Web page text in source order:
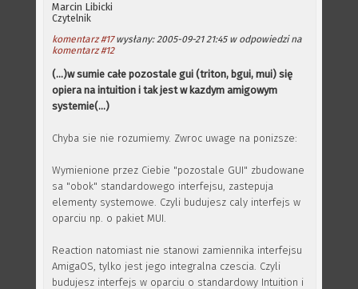
Marcin Libicki
Czytelnik
komentarz #17wysłany: 2005-09-21 21:45 w odpowiedzi na
komentarz #12
(...)w sumie całe pozostale gui (triton, bgui, mui) się
opiera na intuition i tak jest w kazdym amigowym
systemie(...)
Chyba sie nie rozumiemy. Zwroc uwage na ponizsze:
Wymienione przez Ciebie "pozostale GUI" zbudowane
sa "obok" standardowego interfejsu, zastepuja
elementy systemowe. Czyli budujesz caly interfejs w
oparciu np. o pakiet MUI.
Reaction natomiast nie stanowi zamiennika interfejsu
AmigaOS, tylko jest jego integralna czescia. Czyli
budujesz interfejs w oparciu o standardowy Intuition i